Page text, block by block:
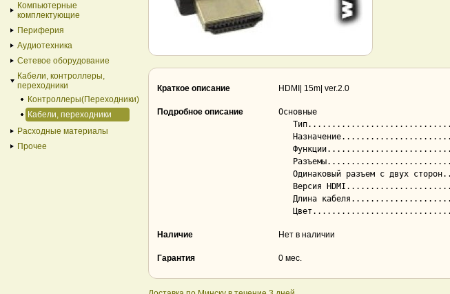
Краткое описание HDMI| 15m| ver.2.0
Подробное описание
Основные
Наличие Нет в наличии
Гарантия 0 мес.
Компьютерные
комплектующие
Периферия
Аудиотехника
Сетевое оборудование
Кабели, контроллеры,
переходники
Контроллеры(Переходники)
Кабели, переходники
Расходные материалы
Прочее